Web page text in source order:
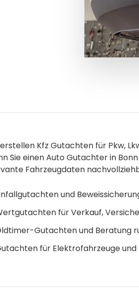
Kfz Gutachten für Pkw,
Sie einen Auto Gutachter in
Fahrzeugdaten
und
für Verkauf,
Gutachten und Beratung
für Elektrofahrzeuge